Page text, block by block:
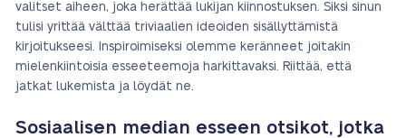
valitset aiheen, joka herättää lukijan kiinnostuksen. Siksi sinun
tulisi yrittää välttää triviaalien ideoiden sisällyttämistä
kirjoitukseesi. Inspiroimiseksi olemme keränneet joitakin
mielenkiintoisia esseeteemoja harkittavaksi. Riittää, että
jatkat lukemista ja löydät ne.
Sosiaalisen median esseen otsikot, jotka